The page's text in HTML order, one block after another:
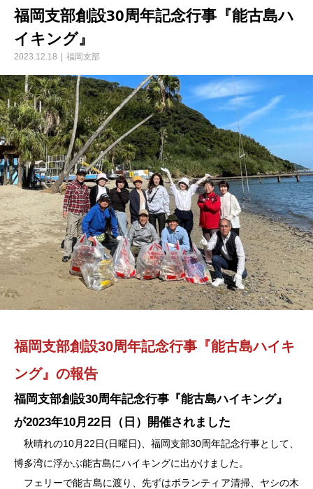
福岡支部創設30周年記念行事『能古島ハ
イキング』
2023.12.18 福岡支部
福岡支部創設30周年記念行事『能古島ハイキ
ング』の報告
福岡支部創設30周年記念行事『能古島ハイキング』
が2023年10月22日（日）開催されました
秋晴れの10月22日(日曜日)、福岡支部30周年記念行事として、
博多湾に浮かぶ能古島にハイキングに出かけました。
フェリーで能古島に渡り、先ずはボランティア清掃、ヤシの木